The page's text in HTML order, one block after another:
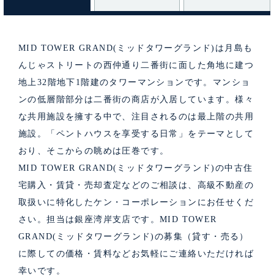
MID TOWER GRAND(ミッドタワーグランド)は月島も
んじゃストリートの西仲通り二番街に面した角地に建つ
地上32階地下1階建のタワーマンションです。マンショ
ンの低層階部分は二番街の商店が入居しています。様々
な共用施設を擁する中で、注目されるのは最上階の共用
施設。「ペントハウスを享受する日常」をテーマとして
おり、そこからの眺めは圧巻です。
MID TOWER GRAND(ミッドタワーグランド)の中古住
宅購入・賃貸・売却査定などのご相談は、高級不動産の
取扱いに特化したケン・コーポレーションにお任せくだ
さい。担当は銀座湾岸支店です。MID TOWER
GRAND(ミッドタワーグランド)の募集（貸す・売る）
に際しての価格・賃料などお気軽にご連絡いただければ
幸いです。